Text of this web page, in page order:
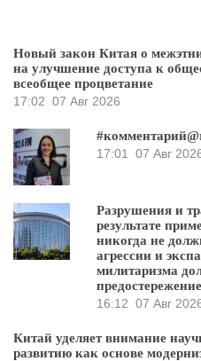
Новый закон Китая о
на улучшение доступа к
всеобщее процветание
17:02 07 Авг 2026
17:01
07 Авг
Разрушения и
результате
никогда не
агрессии и
милитаризма
16:12 07 Авг
Китай уделяет внимание
развитию как основе